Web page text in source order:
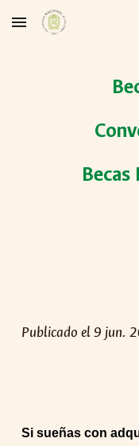
Skip to main content
Publicado el9 jun.
Si sueñas con